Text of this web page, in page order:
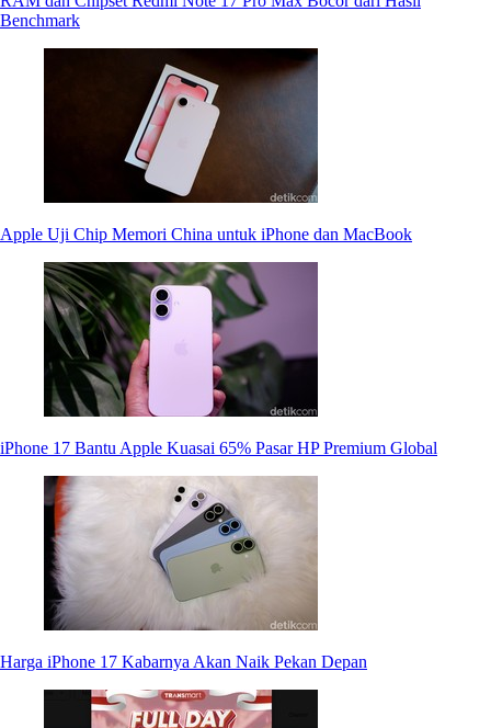
Benchmark
Apple Uji Chip Memori China untuk iPhone dan MacBook
iPhone 17 Bantu Apple Kuasai 65% Pasar HP Premium Global
Harga iPhone 17 Kabarnya Akan Naik Pekan Depan